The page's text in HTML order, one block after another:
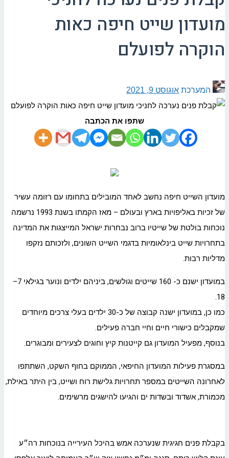
מועדון שייט חיפה כאות
הוקרה לפועלם
המערכת אוגוסט 9, 2021
שתפו את הכתבה
מועדון השייט חיפה נחשב לאחד המובילים בתחומו עם רזומה עשיר
של זכיות באליפויות בארץ ובעולם – מאז הקמתו בשנת 1993 נרשמה
נוכחות בולטת של שייטיו ברוב נבחרות ישראל המייצגות את המדינה
בתחרויות שייט בינלאומיות בדגמי השייט השונים, ולזכותם נזקפו
מדליות רבות.
במועדון ישנם כ- 160 שייטים וגולשים, ביניהם ילדים ונוער בגילאי 7–
18.
כמו כן, במועדון ישנה קבוצה של כ-30 ילדים בעלי צרכים מיוחדים
שמקבלים כישורי חיים וחיי חברה פעילים.
בנוסף, מפעיל המועדון גם קייטנות קיץ וחוגים לצעירים ומבוגרים.
במסגרת פעילות המועדון החיפאי, הממוקם בחוף השקט, השתתפו
לאחרונה השייטים במספר תחרויות גלישת רוח ושייט, בין היתר באילת,
מכמורת, אשדוד ובשדות ים והגיעו להישגים מרשימים.
בקבלת פנים חגיגית שנערכה אמש בהיכל העירייה בנוכחות רה״ע